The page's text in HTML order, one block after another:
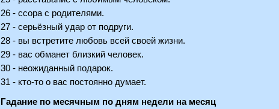
26 - ссора с родителями.
27 - серьёзный удар от подруги.
28 - вы встретите любовь всей своей жизни.
29 - вас обманет близкий человек.
30 - неожиданный подарок.
31 - кто-то о вас постоянно думает.
Гадание по месячным по дням недели на месяц